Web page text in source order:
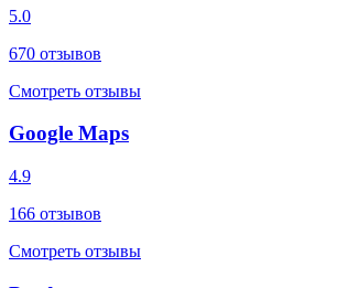
5.0
670 отзывов
Смотреть отзывы
Google Maps
4.9
166 отзывов
Смотреть отзывы